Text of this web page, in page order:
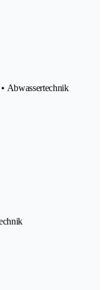
Abwassertechnik